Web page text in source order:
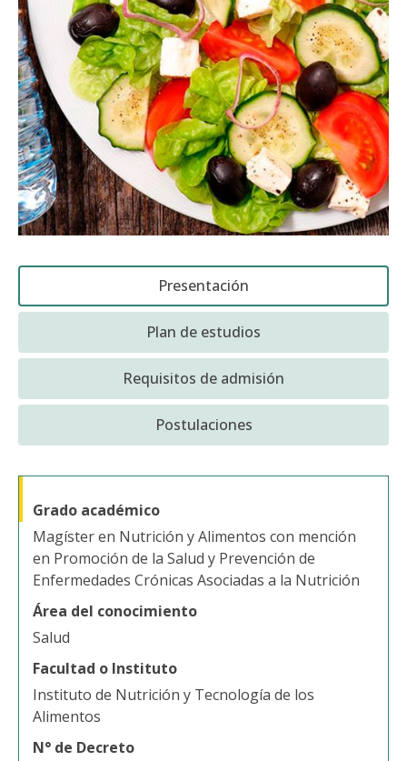
Funcionarias/os
Presentación
Plan de estudios
Requisitos de admisión
Postulaciones
Grado académico
Magíster en Nutrición y Alimentos con mención
en Promoción de la Salud y Prevención de
Enfermedades Crónicas Asociadas a la Nutrición
Área del conocimiento
Salud
Facultad o Instituto
Instituto de Nutrición y Tecnología de los
Alimentos
N° de Decreto